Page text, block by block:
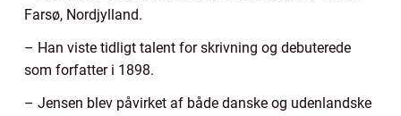
Farsø, Nordjylland.
– Han viste tidligt talent for skrivning og debuterede
som forfatter i 1898.
– Jensen blev påvirket af både danske og udenlandske